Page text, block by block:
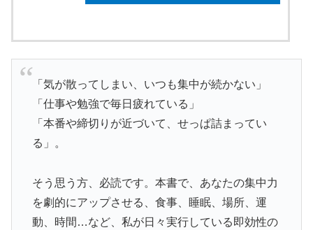
「気が散ってしまい、いつも集中が続かない」
「仕事や勉強で毎日疲れている」
「本番や締切りが近づいて、せっぱ詰まってい
る」。
そう思う方、必読です。本書で、あなたの集中力
を劇的にアップさせる、食事、睡眠、場所、運
動、時間…など、私が日々実行している即効性の